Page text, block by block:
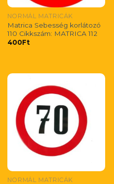
NORMÁL MATRICÁK
Matrica Sebesség korlátozó
110 Cikkszám: MATRICA 112
400Ft
NORMÁL MATRICÁK